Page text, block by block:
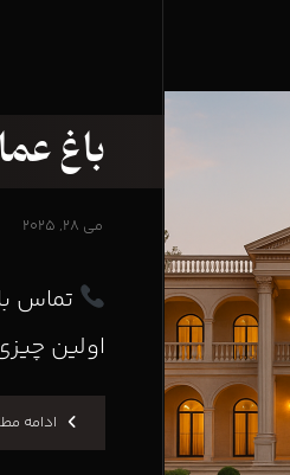
باغ
می ۲۸, ۲۰۲۵
اولین
ادامه